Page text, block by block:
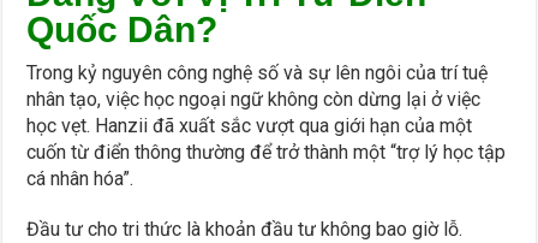
Quốc Dân?
Trong kỷ nguyên công nghệ số và sự lên ngôi của trí tuệ
nhân tạo, việc học ngoại ngữ không còn dừng lại ở việc
học vẹt. Hanzii đã xuất sắc vượt qua giới hạn của một
cuốn từ điển thông thường để trở thành một “trợ lý học tập
cá nhân hóa”.
Đầu tư cho tri thức là khoản đầu tư không bao giờ lỗ.